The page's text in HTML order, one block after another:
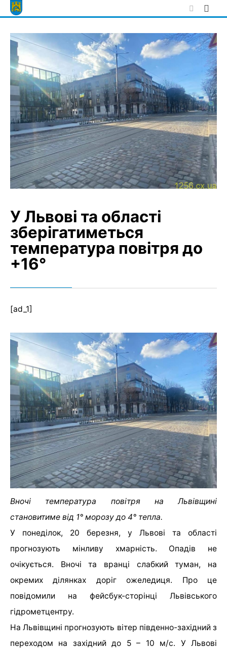
Skip
to
У Львові та області
зберігатиметься
температура повітря до
+16°
[ad_1]
Вночі температура повітря на Львівщині
становитиме від 1° морозу до 4° тепла.
У понеділок, 20 березня, у Львові та області
прогнозують мінливу хмарність. Опадів не
очікується. Вночі та вранці слабкий туман, на
окремих ділянках доріг ожеледиця. Про це
повідомили на фейсбук-сторінці Львівського
гідрометцентру.
На Львівщині прогнозують вітер південно-західний з
переходом на західний до 5 – 10 м/с. У Львові